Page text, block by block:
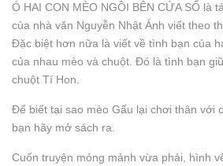
Ó HAI CON MÈO NGỒI BÊN CỬA SỔ là
của nhà văn Nguyễn Nhật Ánh viết theo
Đặc biệt hơn nữa là viết về tình bạn của
của nhau mèo và chuột. Đó là tình bạn
chuột Tí Hon.
Để biết tại sao mèo Gấu lại chơi thân với
bạn hãy mở sách ra.
Cuốn truyện mỏng mảnh vừa phải, hình